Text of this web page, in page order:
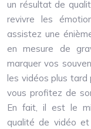
un résultat de
revivre les
assistez une
en mesure de
marquer vos
les vidéos plus tard
vous profitez de
En fait, il est le
qualité de vidéo